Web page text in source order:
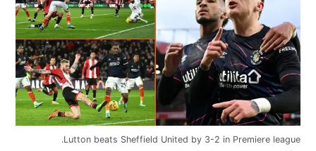
Lutton beats Sheffield United by 3-2 in Premiere league.